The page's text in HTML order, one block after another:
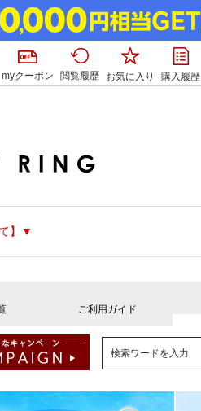
myクーポン 閲覧履歴 お気に入り 購入履歴